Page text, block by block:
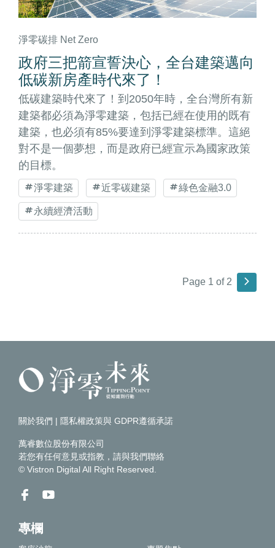
淨零碳排 Net Zero
政府三把箭宣誓決心，全台建築邁向
低碳新房產時代來了！
低碳建築時代來了！到2050年時，全台灣所有新
建築都必須為淨零建築，包括已經在使用的既有
建築，也必須有85%要達到淨零建築標準。這絕
對不是一個夢想，而是政府已經宣示為國家政策
的目標。
淨零建築 近零碳建築 綠色金融3.0
永續經濟活動
Page 1 of 2
關於我們 | 隱私權政策與 GDPR遵循承諾
萬睿數位股份有限公司
若您有任何意見或指教，請與我們聯絡
© Vistron Digital All Right Reserved.
專欄